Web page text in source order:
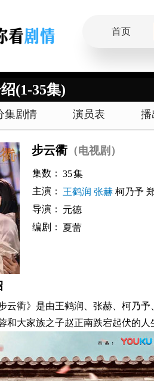
首页
(1-35集)
集剧情 演员表 播
步云衢 （电视剧）
集数： 35集
主演：
王鹤润 张赫 柯乃予
导演：
元德
编剧：
夏蕾
云衢》是由王鹤润、张赫、柯乃
和大家族之子赵正南跌宕起伏的人